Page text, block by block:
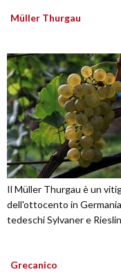
Müller Thurgau
Il Müller Thurgau è un
dell'ottocento in
tedeschi Sylvaner e
Grecanico